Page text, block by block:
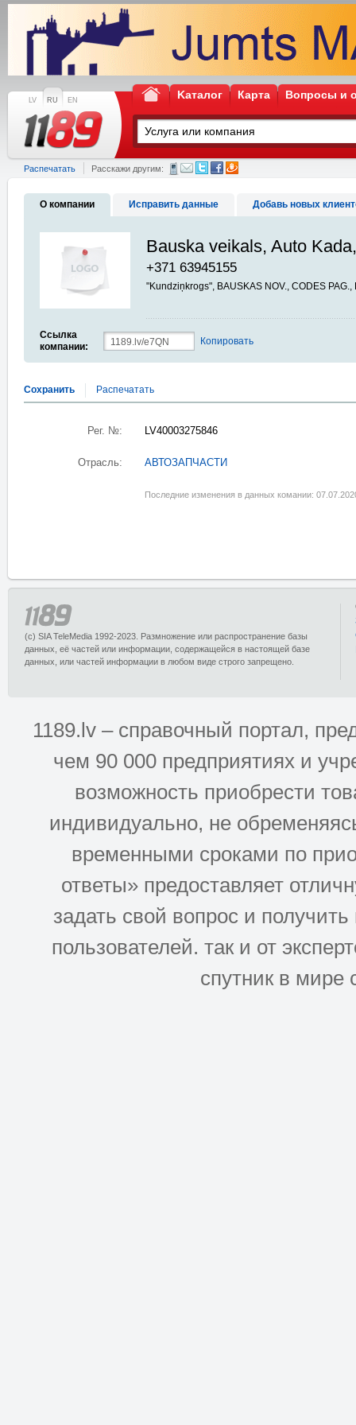
LV RU EN Kаталог Карта Вопросы и
Распечатать Расскажи другим:
О компании Исправить данные Добавь новых
Bauska veikals, Auto
+371 63945155
"Kundziņkrogs", BAUSKAS NOV., CODES PAG.,
Ссылка
компании:
Копировать
Сохранить Распечатать
Рег. №: LV40003275846
Отрасль: АВТОЗАПЧАСТИ
Последние изменения в данных комании:
(c) SIA TeleMedia 1992-2023. Размножение или распространение базы
данных, её частей или информации, содержащейся в настоящей базе
данных, или частей информации в любом виде строго запрещено.
1189.lv – справочный портал,
чем 90 000 предприятиях и
возможность приобрести
индивидуально, не
временными сроками по
ответы» предоставляет
задать свой вопрос и
пользователей. так и от
спутник в